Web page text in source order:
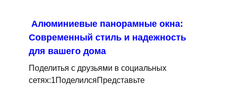
Алюминиевые панорамные окна:
Современный стиль и надежность
для вашего дома
Поделитья с друзьями в социальных
сетях:1ПоделилсяПредставьте